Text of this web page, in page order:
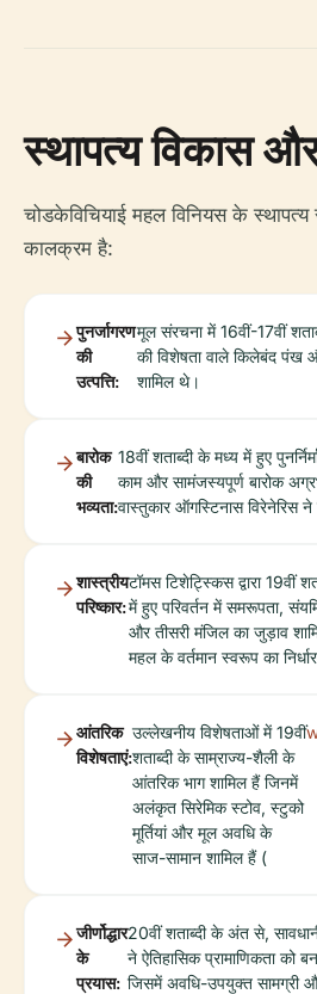
स्थापत्य विकास और
चोडकेविचियाई महल विनियस के
कालक्रम है:
पुनर्जागरण
की
उत्पत्ति:
मूल संरचना में 16वीं-17वीं
की विशेषता वाले किलेबंद पंख
शामिल थे।
बारोक
की
भव्यता:
18वीं शताब्दी के मध्य में हुए
काम और सामंजस्यपूर्ण बारोक
वास्तुकार ऑगस्टिनास विरेनेरिस ने
शास्त्रीय
परिष्कार:
टॉमस टिशेट्स्किस द्वारा 19वीं
में हुए परिवर्तन में समरूपता,
और तीसरी मंजिल का जुड़ाव
महल के वर्तमान स्वरूप का
आंतरिक
विशेषताएं:
उल्लेखनीय विशेषताओं में 19वीं
शताब्दी के साम्राज्य-शैली के
आंतरिक भाग शामिल हैं जिनमें
अलंकृत सिरेमिक स्टोव, स्टुको
मूर्तियां और मूल अवधि के
साज-सामान शामिल हैं (
जीर्णोद्धार
के
प्रयास:
20वीं शताब्दी के अंत से,
ने ऐतिहासिक प्रामाणिकता को
जिसमें अवधि-उपयुक्त सामग्री